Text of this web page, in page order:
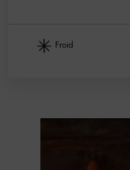
froid